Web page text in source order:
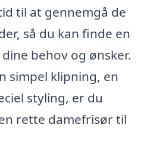
til at gennemgå de
så du kan finde en
behov og ønsker.
simpel klipning, en
styling, er du
rette damefrisør til